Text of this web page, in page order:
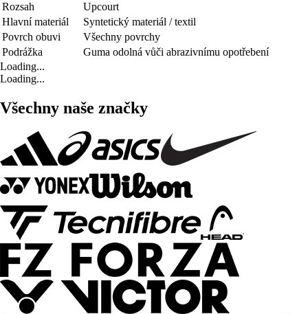
Rozsah
Upcourt
Hlavní materiál
Syntetický materiál / textil
Povrch obuvi
Všechny povrchy
Podrážka
Guma odolná vůči abrazivnímu opotřebení
Loading...
Loading...
Všechny naše značky